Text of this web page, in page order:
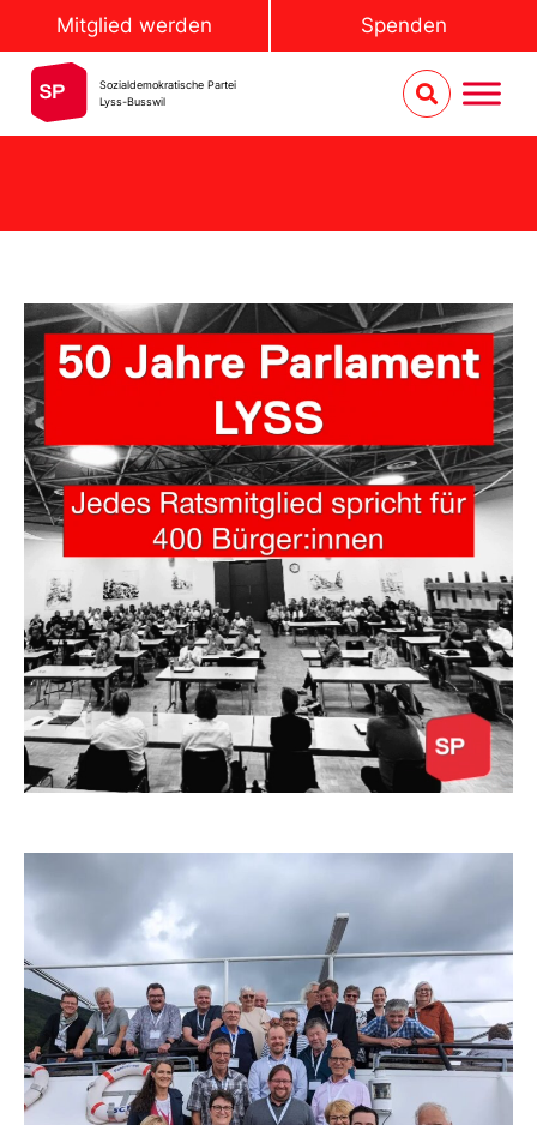
Mitglied werden Spenden
Sozialdemokratische Partei
Lyss-Busswil